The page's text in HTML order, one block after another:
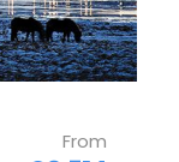
From